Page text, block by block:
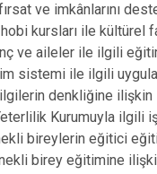
ve imkânlarını
kursları ile
ve aileler ile ilgili
sistemi ile ilgili
denkliğine
Kurumuyla ilgili
bireylerin eğitici
birey eğitimine